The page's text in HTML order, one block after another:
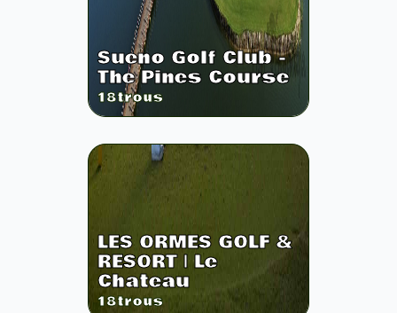
Sueno Golf Club -
The Pines Course
18trous
LES ORMES GOLF &
RESORT | Le
Chateau
18trous